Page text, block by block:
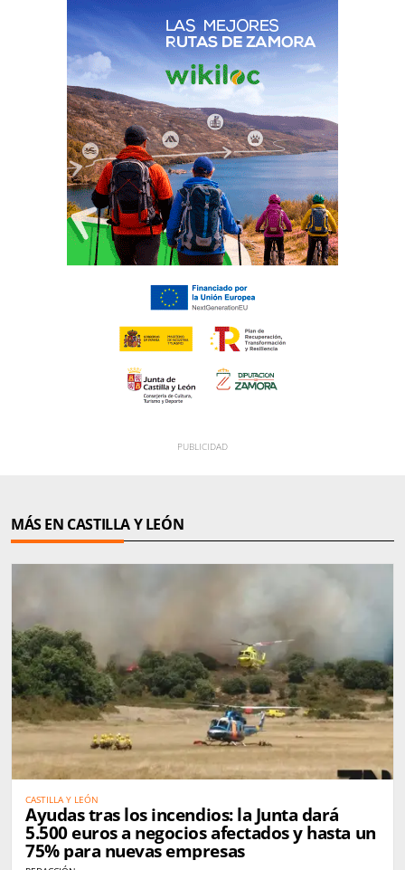
MÁS EN CASTILLA Y LEÓN
CASTILLA Y LEÓN
Ayudas tras los incendios: la Junta dará
5.500 euros a negocios afectados y hasta un
75% para nuevas empresas